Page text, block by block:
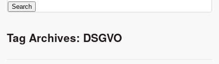
Search
Tag Archives: DSGVO